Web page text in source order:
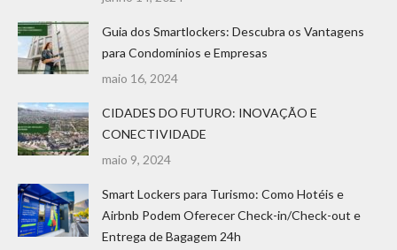
Guia dos Smartlockers: Descubra os Vantagens
para Condomínios e Empresas
maio 16, 2024
CIDADES DO FUTURO: INOVAÇÃO E
CONECTIVIDADE
maio 9, 2024
Smart Lockers para Turismo: Como Hotéis e
Airbnb Podem Oferecer Check-in/Check-out e
Entrega de Bagagem 24h